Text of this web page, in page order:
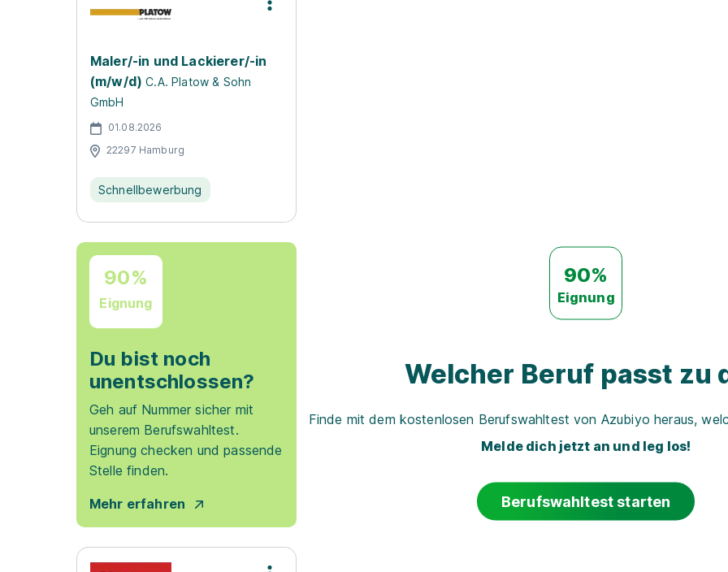
Maler/-in und Lackierer/-in
(m/w/d) C.A. Platow & Sohn
GmbH
01.08.2026
22297 Hamburg
Schnellbewerbung
90%
Eignung
Du bist noch
unentschlossen?
Geh auf Nummer sicher mit
unserem Berufswahltest.
Eignung checken und passende
Stelle finden.
Mehr erfahren
90%
Eignung
Welcher Beruf passt zu
Finde mit dem kostenlosen Berufswahltest von Azubiyo heraus,
Melde dich jetzt an und leg los!
Berufswahltest starten